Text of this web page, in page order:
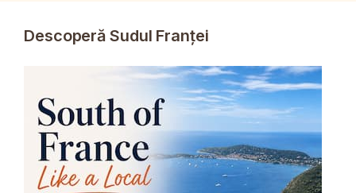
Descoperă Sudul Franței